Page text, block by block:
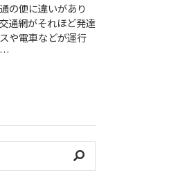
の便に違いがあり
通網がそれほど発達
や電車などが運行
…